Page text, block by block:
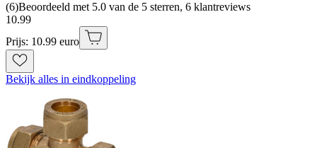
(6)Beoordeeld met 5.0 van de 5 sterren, 6 klantreviews
10.99
Prijs: 10.99 euro
Bekijk alles in eindkoppeling